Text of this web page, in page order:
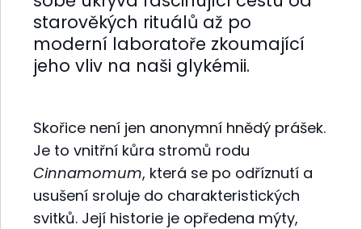
starověkých rituálů až po
moderní laboratoře zkoumající
jeho vliv na naši glykémii.
Skořice není jen anonymní hnědý prášek.
Je to vnitřní kůra stromů rodu
Cinnamomum, která se po odříznutí a
usušení sroluje do charakteristických
svitků. Její historie je opředena mýty,